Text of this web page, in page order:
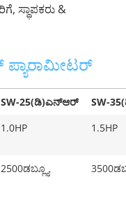
ಸ್ಥಾಪಕರು &
SW-25(ಡಿ)ಎನ್ಆರ್
SW-
1.0HP 1.5HP
2500ಡಬ್ಲ್ಯೂ